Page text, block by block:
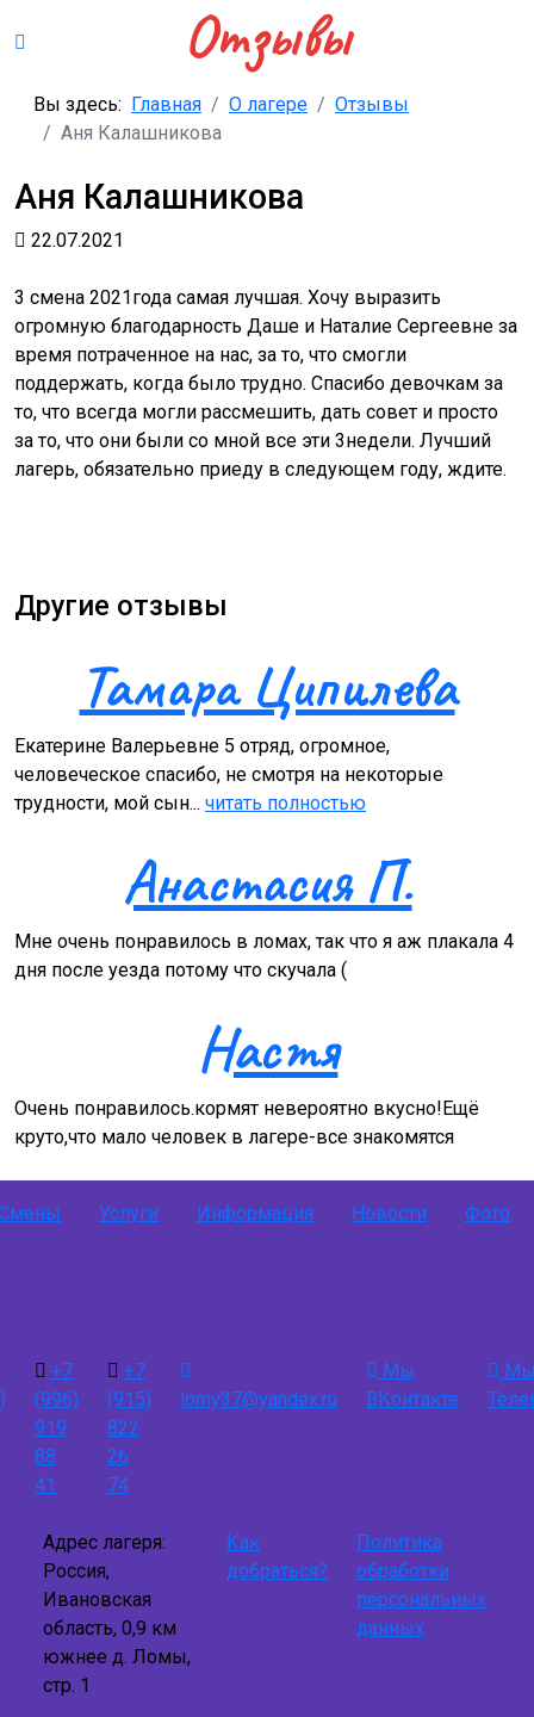
Отзывы
Вы здесь: Главная О лагере
Отзывы
Аня Калашникова
Аня Калашникова
22.07.2021
3 смена 2021года самая лучшая. Хочу выразить
огромную благодарность Даше и Наталие Сергеевне за
время потраченное на нас, за то, что смогли
поддержать, когда было трудно. Спасибо девочкам за
то, что всегда могли рассмешить, дать совет и просто
за то, что они были со мной все эти 3недели. Лучший
лагерь, обязательно приеду в следующем году, ждите.
Другие отзывы
Тамара Ципилева
Екатерине Валерьевне 5 отряд, огромное,
человеческое спасибо, не смотря на некоторые
трудности, мой сын... читать полностью
Анастасия П.
Мне очень понравилось в ломах, так что я аж плакала 4
дня после уезда потому что скучала (
Настя
Очень понравилось.кормят невероятно вкусно!Ещё
круто,что мало человек в лагере-все знакомятся
Услуги Информация Новости Фото
+7
(996)
919
88
41
+7
(915)
822
26
74
lomy37@yandex.ru
Мы
ВКонтакте
Адрес лагеря:
Россия,
Ивановская
область, 0,9 км
южнее д. Ломы,
стр. 1
Как
добраться?
Политика
обработки
персональных
данных